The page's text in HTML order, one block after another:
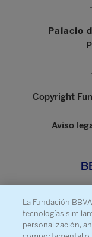
Palacio
Copyright
Aviso
La Fundación
tecnologías
personalización,